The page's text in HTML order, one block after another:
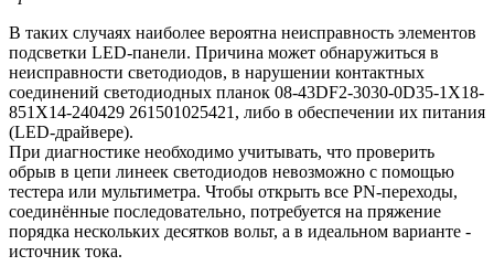
В таких случаях наиболее вероятна неисправность элементов
подсветки LED-панели. Причина может обнаружиться в
неисправности светодиодов, в нарушении контактных
соединений светодиодных планок 08-43DF2-3030-0D35-1X18-
851X14-240429 261501025421, либо в обеспечении их питания
(LED-драйвере).
При диагностике необходимо учитывать, что проверить
обрыв в цепи линеек светодиодов невозможно с помощью
тестера или мультиметра. Чтобы открыть все PN-переходы,
соединённые последовательно, потребуется на пряжение
порядка нескольких десятков вольт, а в идеальном варианте -
источник тока.